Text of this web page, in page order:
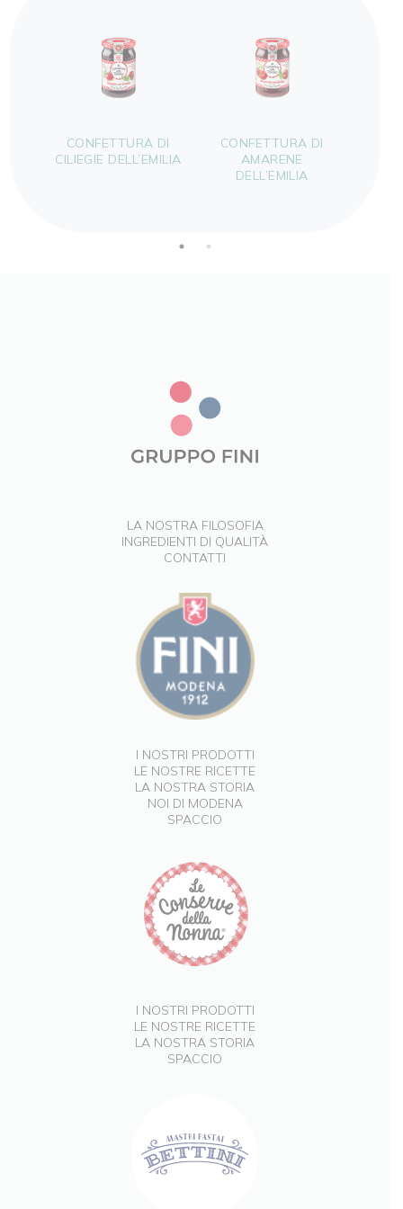
CONFETTURA DI
CILIEGIE DELL’EMILIA
CONFETTURA DI
AMARENE
DELL’EMILIA
LA NOSTRA FILOSOFIA
INGREDIENTI DI QUALITÀ
CONTATTI
I NOSTRI PRODOTTI
LE NOSTRE RICETTE
LA NOSTRA STORIA
NOI DI MODENA
SPACCIO
I NOSTRI PRODOTTI
LE NOSTRE RICETTE
LA NOSTRA STORIA
SPACCIO